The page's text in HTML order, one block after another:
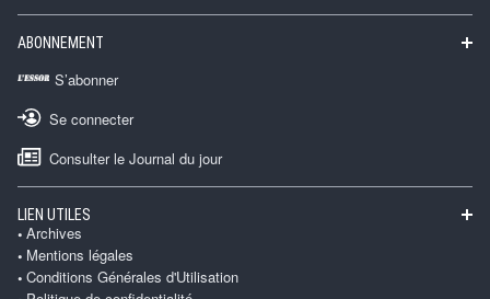
ABONNEMENT
S’abonner
Se connecter
Consulter le Journal du jour
LIEN UTILES
Archives
Mentions légales
Conditions Générales d'Utilisation